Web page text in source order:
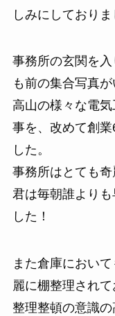
しみにしておりま
事務所の玄関を
も前の集合写真
高山の様々な電
事を、改めて創
した。
事務所はとても
君は毎朝誰より
した！
また倉庫におい
麗に棚整理され
整理整頓の意識